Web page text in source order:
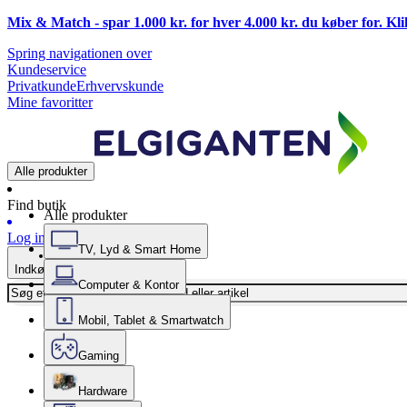
Mix & Match - spar 1.000 kr. for hver 4.000 kr. du køber for.
Spring navigationen over
Kundeservice
PrivatkundeErhvervskunde
Mine favoritter
Alle produkter
Find butik
Log ind
Indkøbskurv
Alle produkter
TV, Lyd & Smart Home
Computer & Kontor
Mobil, Tablet & Smartwatch
Gaming
Hardware